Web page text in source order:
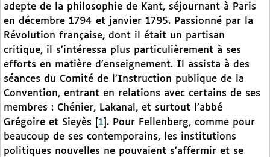
adepte de la philosophie de Kant, séjournant à Paris
en décembre 1794 et janvier 1795. Passionné par la
Révolution française, dont il était un partisan
critique, il s’intéressa plus particulièrement à ses
efforts en matière d’enseignement. Il assista à des
séances du Comité de l’Instruction publique de la
Convention, entrant en relations avec certains de ses
membres : Chénier, Lakanal, et surtout l’abbé
Grégoire et Sieyès
1 . Pour Fellenberg, comme pour
beaucoup de ses contemporains, les institutions
politiques nouvelles ne pouvaient s’affermir et se